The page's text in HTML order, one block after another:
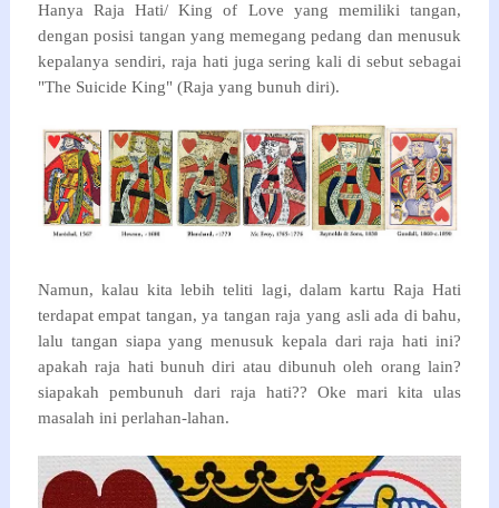
Hanya Raja Hati/ King of Love yang memiliki tangan,
dengan posisi tangan yang memegang pedang dan menusuk
kepalanya sendiri, raja hati juga sering kali di sebut sebagai
"The Suicide King" (Raja yang bunuh diri).
Namun, kalau kita lebih teliti lagi, dalam kartu Raja Hati
terdapat empat tangan, ya tangan raja yang asli ada di bahu,
lalu tangan siapa yang menusuk kepala dari raja hati ini?
apakah raja hati bunuh diri atau dibunuh oleh orang lain?
siapakah pembunuh dari raja hati?? Oke mari kita ulas
masalah ini perlahan-lahan.